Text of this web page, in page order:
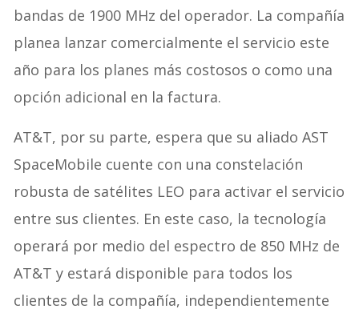
bandas de 1900 MHz del operador. La compañía
planea lanzar comercialmente el servicio este
año para los planes más costosos o como una
opción adicional en la factura.
AT&T, por su parte, espera que su aliado AST
SpaceMobile cuente con una constelación
robusta de satélites LEO para activar el servicio
entre sus clientes. En este caso, la tecnología
operará por medio del espectro de 850 MHz de
AT&T y estará disponible para todos los
clientes de la compañía, independientemente